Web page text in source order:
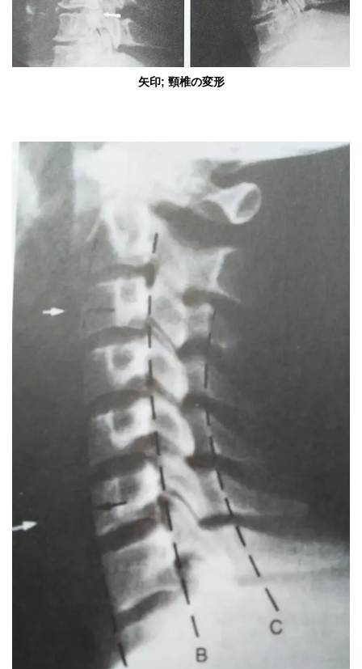
矢印; 頸椎の変形